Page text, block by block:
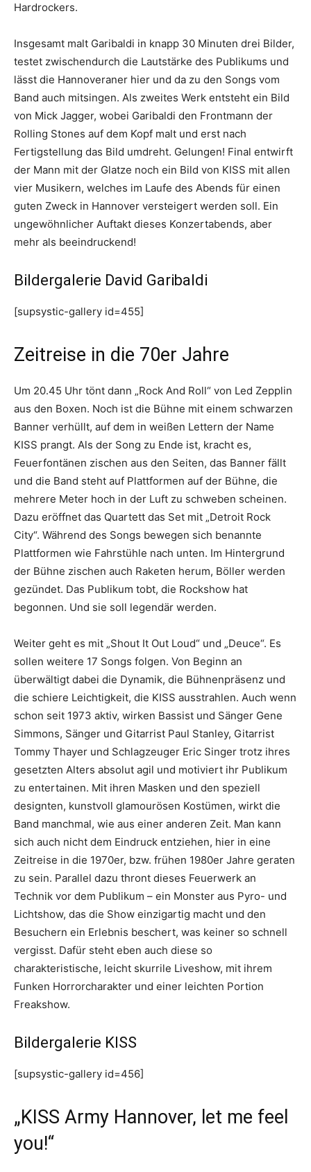
Hardrockers.
Insgesamt malt Garibaldi in knapp 30 Minuten drei Bilder,
testet zwischendurch die Lautstärke des Publikums und
lässt die Hannoveraner hier und da zu den Songs vom
Band auch mitsingen. Als zweites Werk entsteht ein Bild
von Mick Jagger, wobei Garibaldi den Frontmann der
Rolling Stones auf dem Kopf malt und erst nach
Fertigstellung das Bild umdreht. Gelungen! Final entwirft
der Mann mit der Glatze noch ein Bild von KISS mit allen
vier Musikern, welches im Laufe des Abends für einen
guten Zweck in Hannover versteigert werden soll. Ein
ungewöhnlicher Auftakt dieses Konzertabends, aber
mehr als beeindruckend!
Bildergalerie David Garibaldi
[supsystic-gallery id=455]
Zeitreise in die 70er Jahre
Um 20.45 Uhr tönt dann „Rock And Roll“ von Led Zepplin
aus den Boxen. Noch ist die Bühne mit einem schwarzen
Banner verhüllt, auf dem in weißen Lettern der Name
KISS prangt. Als der Song zu Ende ist, kracht es,
Feuerfontänen zischen aus den Seiten, das Banner fällt
und die Band steht auf Plattformen auf der Bühne, die
mehrere Meter hoch in der Luft zu schweben scheinen.
Dazu eröffnet das Quartett das Set mit „Detroit Rock
City“. Während des Songs bewegen sich benannte
Plattformen wie Fahrstühle nach unten. Im Hintergrund
der Bühne zischen auch Raketen herum, Böller werden
gezündet. Das Publikum tobt, die Rockshow hat
begonnen. Und sie soll legendär werden.
Weiter geht es mit „Shout It Out Loud“ und „Deuce“. Es
sollen weitere 17 Songs folgen. Von Beginn an
überwältigt dabei die Dynamik, die Bühnenpräsenz und
die schiere Leichtigkeit, die KISS ausstrahlen. Auch wenn
schon seit 1973 aktiv, wirken Bassist und Sänger Gene
Simmons, Sänger und Gitarrist Paul Stanley, Gitarrist
Tommy Thayer und Schlagzeuger Eric Singer trotz ihres
gesetzten Alters absolut agil und motiviert ihr Publikum
zu entertainen. Mit ihren Masken und den speziell
designten, kunstvoll glamourösen Kostümen, wirkt die
Band manchmal, wie aus einer anderen Zeit. Man kann
sich auch nicht dem Eindruck entziehen, hier in eine
Zeitreise in die 1970er, bzw. frühen 1980er Jahre geraten
zu sein. Parallel dazu thront dieses Feuerwerk an
Technik vor dem Publikum – ein Monster aus Pyro- und
Lichtshow, das die Show einzigartig macht und den
Besuchern ein Erlebnis beschert, was keiner so schnell
vergisst. Dafür steht eben auch diese so
charakteristische, leicht skurrile Liveshow, mit ihrem
Funken Horrorcharakter und einer leichten Portion
Freakshow.
Bildergalerie KISS
[supsystic-gallery id=456]
„KISS Army Hannover, let me feel
you!“